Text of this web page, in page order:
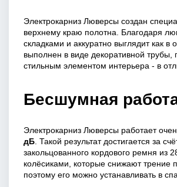
Электрокарниз Люверсы создан
верхнему краю полотна. Благодаря
складками и аккуратно выглядит как
выполнен в виде декоративной трубы,
стильным элементом интерьера - в
Бесшумная
Электрокарниз Люверсы работает
дБ . Такой результат достигается за
закольцованного кордового ремня из
колёсиками, которые снижают трение
поэтому его можно устанавливать в